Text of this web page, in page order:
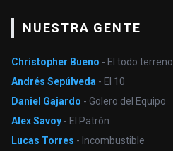
NUESTRA GENTE
Christopher Bueno - El todo terreno
Andrés Sepúlveda - El 10
Daniel Gajardo - Golero del Equipo
Alex Savoy - El Patrón
Lucas Torres - Incombustible